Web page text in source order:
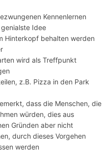
Kennenlernen
Idee
Hinterkopf behalten werden
wird als Treffpunkt
z.B. Pizza in den Park
dass die Menschen, die
würden, dies aus
Gründen aber nicht
durch dieses Vorgehen
werden